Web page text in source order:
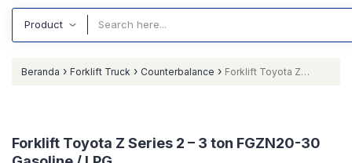
Beranda › Forklift Truck › Counterbalance › Forklift Toyota Z
Forklift Toyota Z Series 2 – 3 ton FGZN20-30